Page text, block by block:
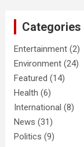
Categories
Entertainment (2)
Environment (24)
Featured (14)
Health (6)
International (8)
News (31)
Politics (9)